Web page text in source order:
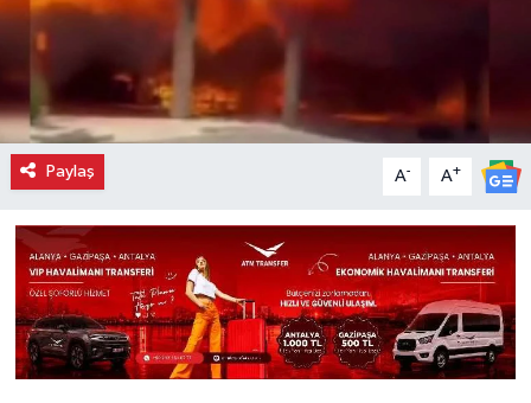
Paylaş A- A+